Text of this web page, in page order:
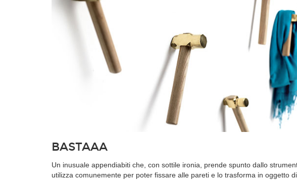
BASTAAA
Un inusuale appendiabiti che, con sottile ironia, prende spunto dallo
utilizza comunemente per poter fissare alle pareti e lo trasforma in oggetto di